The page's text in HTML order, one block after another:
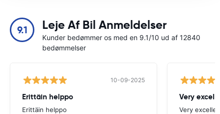
9.1 Leje Af Bil Anmeldelser
Kunder bedømmer os med en 9.1/10 ud af 12840
bedømmelser
10-09-2025
Erittäin helppo
Erittäin helppo
Very
Very